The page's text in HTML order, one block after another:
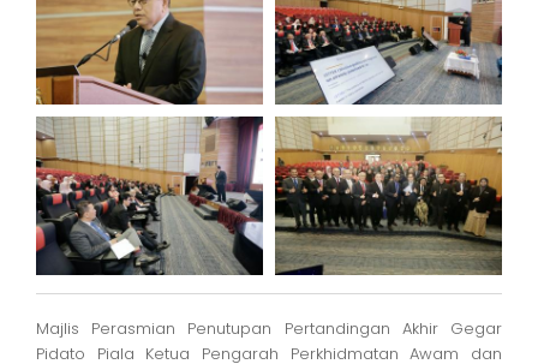
Majlis Perasmian Penutupan Pertandingan Akhir Gegar
Pidato Piala Ketua Pengarah Perkhidmatan Awam dan